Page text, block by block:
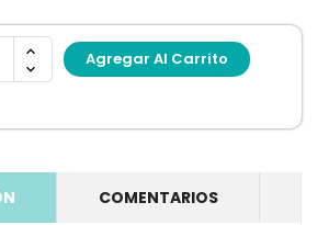
Agregar Al Carrito
COMENTARIOS